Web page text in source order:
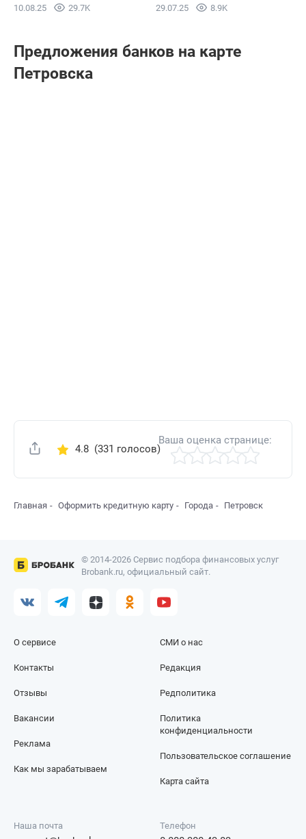
10.08.25 29.7K 29.07.25 8.9K
Предложения банков на карте
Петровска
Поделиться
4.8(331 голосов)
Ваша оценка странице:
Главная Оформить кредитную карту Города Петровск
© 2014-2026 Сервис подбора финансовых услуг
Brobank.ru, официальный сайт.
О сервисе
Контакты
Отзывы
СМИ о нас
Редакция
Редполитика
Вакансии
Реклама
Как мы зарабатываем
Политика
конфиденциальности
Пользовательское соглашение
Карта сайта
Наша почта Телефон